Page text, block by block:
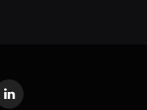
LinkedIn